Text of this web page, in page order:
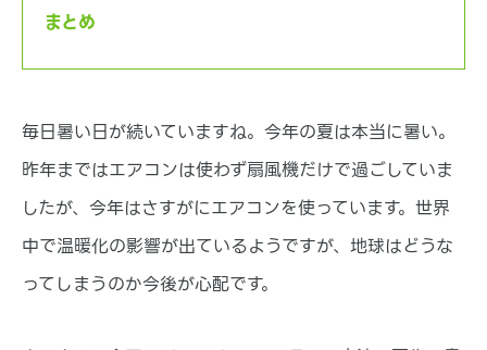
まとめ
毎日暑い日が続いていますね。今年の夏は本当に暑い。
昨年まではエアコンは使わず扇風機だけで過ごしていま
したが、今年はさすがにエアコンを使っています。世界
中で温暖化の影響が出ているようですが、地球はどうな
ってしまうのか今後が心配です。